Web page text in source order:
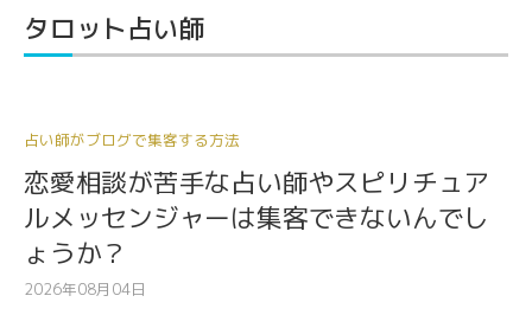
タロット占い師
占い師がブログで集客する方法
恋愛相談が苦手な占い師やスピリチュア
ルメッセンジャーは集客できないんでし
ょうか？
2026年08月04日